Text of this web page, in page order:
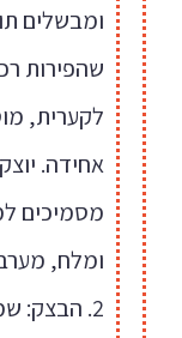
לקערית,
אחידה.
מסמיכים
ומלח,
2. הבצק: